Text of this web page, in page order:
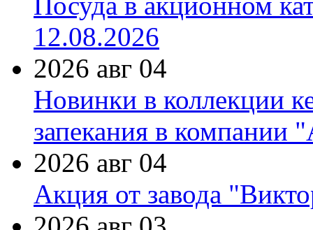
12.08.2026
2026 авг 04
Новинки в коллекции
запекания в компании
2026 авг 04
Акция от завода